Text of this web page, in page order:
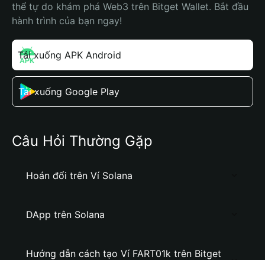
thể tự do khám phá Web3 trên Bitget Wallet. Bắt đầu
hành trình của bạn ngay!
Tải xuống APK Android
Tải xuống Google Play
Câu Hỏi Thường Gặp
Hoán đổi trên Ví Solana
DApp trên Solana
Hướng dẫn cách tạo Ví FART01k trên Bitget